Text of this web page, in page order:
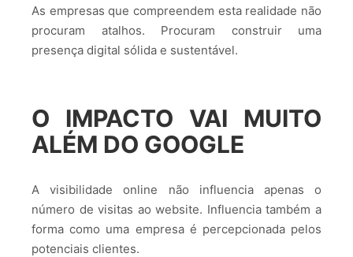
As empresas que compreendem esta realidade não
procuram atalhos. Procuram construir uma
presença digital sólida e sustentável.
O IMPACTO VAI MUITO
ALÉM DO GOOGLE
A visibilidade online não influencia apenas o
número de visitas ao website. Influencia também a
forma como uma empresa é percepcionada pelos
potenciais clientes.